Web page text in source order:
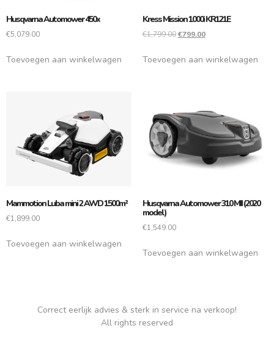
Husqvarna Automower 450x
€5,079.00
Toevoegen aan winkelwagen
Kress Mission 1000i KR121E
€1,799.00 €799.00
Toevoegen aan winkelwagen
Mammotion Luba mini 2 AWD 1500m²
€1,899.00
Toevoegen aan winkelwagen
Husqvarna Automower 310 MII (2020
model)
€1,549.00
Toevoegen aan winkelwagen
Correct eerlijk advies & sterk in service na verkoop!
All rights reserved